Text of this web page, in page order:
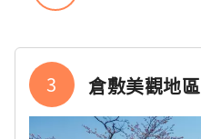
3 倉敷美觀地區